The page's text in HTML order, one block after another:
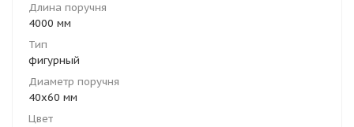
Длина поручня
4000 мм
Тип
фигурный
Диаметр поручня
40х60 мм
Цвет